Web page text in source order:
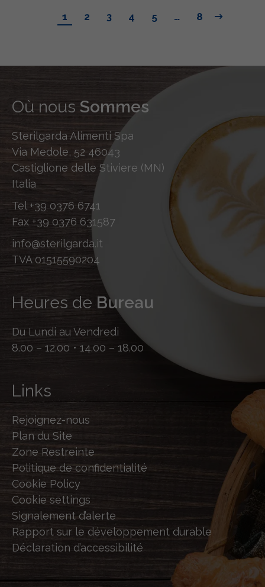
1 2 3 4 5 … 8
Où nous Sommes
Sterilgarda Alimenti Spa
Via Medole, 52 46043
Castiglione delle Stiviere (MN)
Italia
Tel +39 0376 6741
Fax +39 0376 631587
info@sterilgarda.it
TVA 01515590204
Heures de Bureau
Du Lundi au Vendredi
8.00 – 12.00 • 14.00 – 18.00
Links
Rejoignez-nous
Plan du Site
Zone Restreinte
Politique de confidentialité
Cookie Policy
Cookie settings
Signalement d’alerte
Rapport sur le développement durable
Déclaration d’accessibilité